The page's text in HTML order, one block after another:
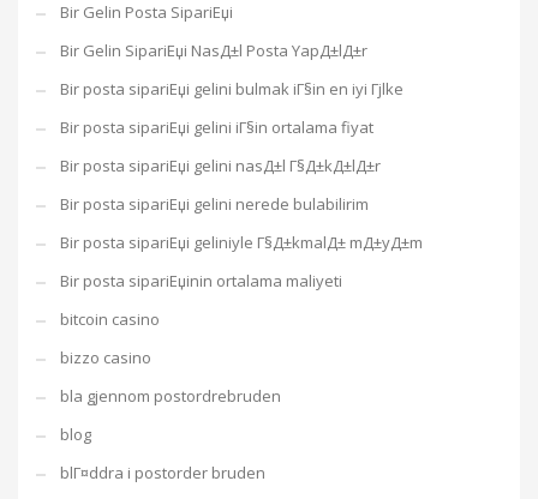
Bir Gelin Posta SipariЕџi
Bir Gelin SipariЕџi NasД±l Posta YapД±lД±r
Bir posta sipariЕџi gelini bulmak iГ§in en iyi Гјlke
Bir posta sipariЕџi gelini iГ§in ortalama fiyat
Bir posta sipariЕџi gelini nasД±l Г§Д±kД±lД±r
Bir posta sipariЕџi gelini nerede bulabilirim
Bir posta sipariЕџi geliniyle Г§Д±kmalД± mД±yД±m
Bir posta sipariЕџinin ortalama maliyeti
bitcoin casino
bizzo casino
bla gjennom postordrebruden
blog
blГ¤ddra i postorder bruden